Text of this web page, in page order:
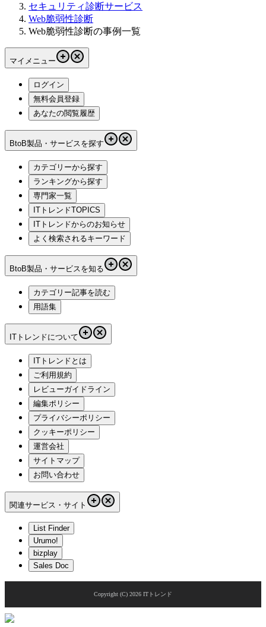
セキュリティ診断サービス
Web脆弱性診断
Web脆弱性診断の事例一覧
マイメニュー
ログイン
無料会員登録
あなたの閲覧履歴
BtoB製品・サービスを探す
カテゴリーから探す
ランキングから探す
専門家一覧
ITトレンドTOPICS
ITトレンドからのお知らせ
よく検索されるキーワード
BtoB製品・サービスを知る
カテゴリー記事を読む
用語集
ITトレンドについて
ITトレンドとは
ご利用規約
レビューガイドライン
編集ポリシー
プライバシーポリシー
クッキーポリシー
運営会社
サイトマップ
お問い合わせ
関連サービス・サイト
List Finder
Urumo!
bizplay
Sales Doc
Copyright (C) 2026 ITトレンド